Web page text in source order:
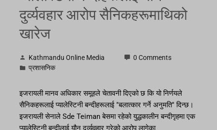
दुर्व्यवहार आरोप सैनिकहरूमाथिको
खारेज
Kathmandu Online Media
0 Comments
प्रशासनिक
इजरायली मानव अधिकार समूहले चेतावनी दिएको छ कि यो निर्णयले
सैनिकहरूलाई प्यालेस्टिनी बन्दीहरूलाई "बलात्कार गर्ने अनुमति" दिन्छ।
इजरायली सेनाले Sde Teiman बेसमा रहेको युद्धकालीन बन्दीगृहमा एक
प्यालेस्टिनी बन्दीलाई यौन दुर्व्यवहार गरेको आरोप लागेका